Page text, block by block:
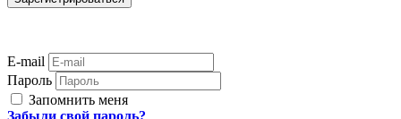
E-mail
Пароль
Запомнить меня
Забыли свой пароль?